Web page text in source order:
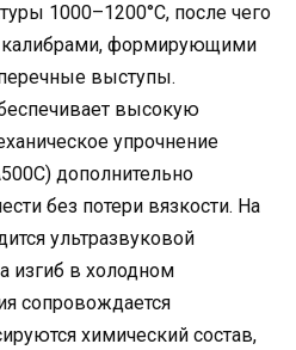
1000–1200°C, после чего
калибрами, формирующими
выступы.
высокую
упрочнение
дополнительно
без потери вязкости. На
ультразвуковой
изгиб в холодном
сопровождается
химический состав,